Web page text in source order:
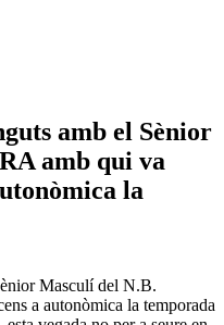
amb el Sènior
amb qui va
la
Masculí del N.B.
a autonòmica la temporada